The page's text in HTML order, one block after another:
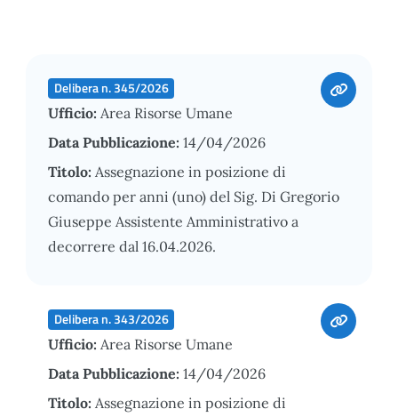
Delibera n. 345/2026
Ufficio: Area Risorse Umane
Data Pubblicazione: 14/04/2026
Titolo: Assegnazione in posizione di
comando per anni (uno) del Sig. Di Gregorio
Giuseppe Assistente Amministrativo a
decorrere dal 16.04.2026.
Delibera n. 343/2026
Ufficio: Area Risorse Umane
Data Pubblicazione: 14/04/2026
Titolo: Assegnazione in posizione di